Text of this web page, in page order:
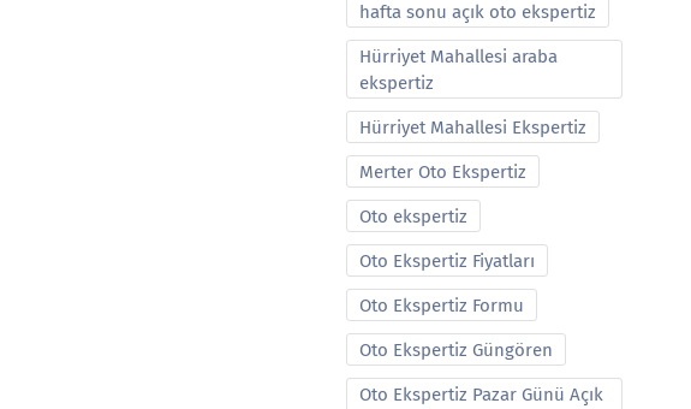
hafta sonu açık oto ekspertiz
Hürriyet Mahallesi araba
ekspertiz
Hürriyet Mahallesi Ekspertiz
Merter Oto Ekspertiz
Oto ekspertiz
Oto Ekspertiz Fiyatları
Oto Ekspertiz Formu
Oto Ekspertiz Güngören
Oto Ekspertiz Pazar Günü Açık